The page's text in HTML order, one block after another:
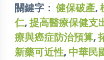
關鍵字： 健保破產,
仁, 提高醫療保健支
療與癌症防治預算,
新藥可近性, 中華民